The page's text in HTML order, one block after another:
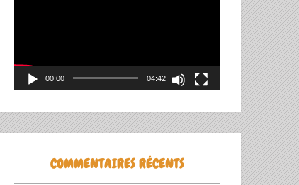
00:00 04:42
COMMENTAIRES RÉCENTS